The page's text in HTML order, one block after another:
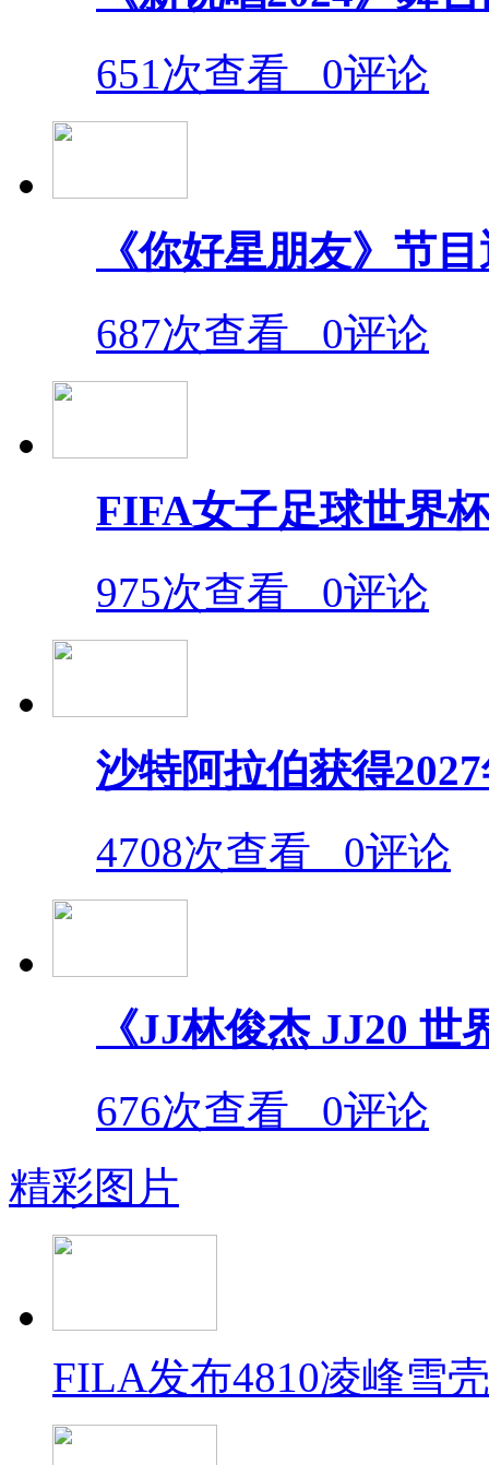
651次查看
0评论
《你好星朋友》节
687次查看
0评论
FIFA女子足球世界
975次查看
0评论
沙特阿拉伯获得
4708次查看
0评论
《JJ林俊杰 JJ20
676次查看
0评论
精彩图片
FILA发布4810凌峰雪